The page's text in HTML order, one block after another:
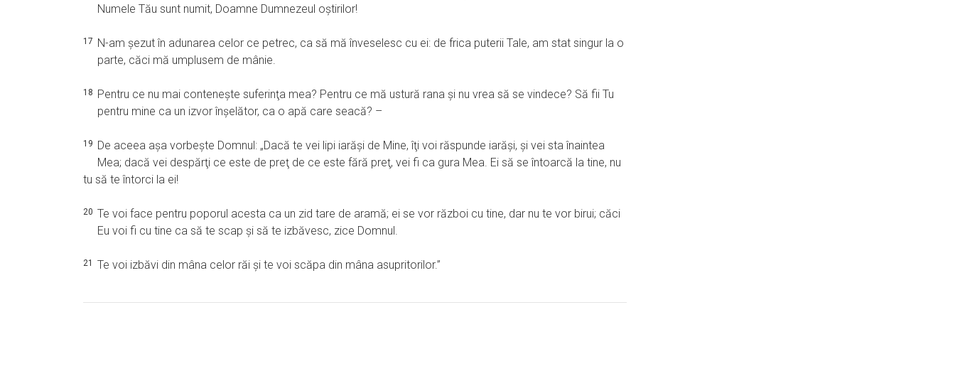
Numele Tău sunt numit, Doamne Dumnezeul oştirilor!
17 N-am şezut în adunarea celor ce petrec, ca să mă înveselesc cu ei: de frica puterii Tale, am stat singur la o
parte, căci mă umplusem de mânie.
18 Pentru ce nu mai conteneşte suferinţa mea? Pentru ce mă ustură rana şi nu vrea să se vindece? Să fii Tu
pentru mine ca un izvor înşelător, ca o apă care seacă? –
19 De aceea aşa vorbeşte Domnul: „Dacă te vei lipi iarăşi de Mine, îţi voi răspunde iarăşi, şi vei sta înaintea
Mea; dacă vei despărţi ce este de preţ de ce este fără preţ, vei fi ca gura Mea. Ei să se întoarcă la tine, nu
tu să te întorci la ei!
20 Te voi face pentru poporul acesta ca un zid tare de aramă; ei se vor război cu tine, dar nu te vor birui; căci
Eu voi fi cu tine ca să te scap şi să te izbăvesc, zice Domnul.
21 Te voi izbăvi din mâna celor răi şi te voi scăpa din mâna asupritorilor.”